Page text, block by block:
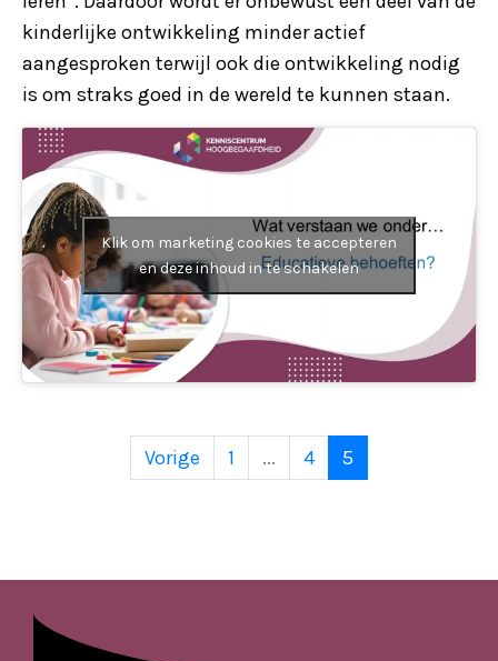
kinderlijke ontwikkeling minder actief
aangesproken terwijl ook die ontwikkeling nodig
is om straks goed in de wereld te kunnen staan.
Klik om marketing cookies te accepteren
en deze inhoud in te schakelen
Vorige 1 ... 4 5